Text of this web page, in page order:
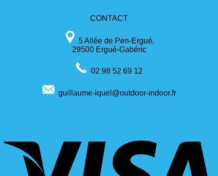
CONTACT
5 Allée de Pen-Ergué,
29500 Ergué-Gabéric
02 98 52 69 12
guillaume-iquel@outdoor-indoor.fr